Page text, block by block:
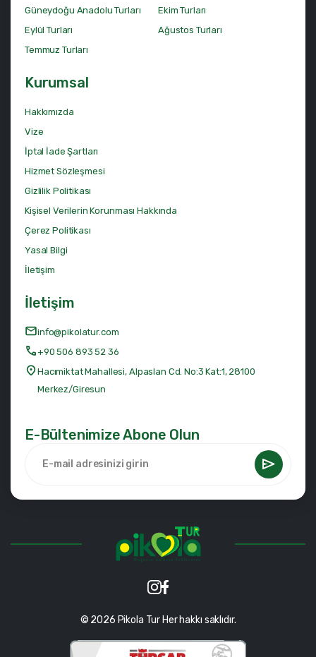
Güneydoğu Anadolu Turları
Ekim Turları
Eylül Turları
Ağustos Turları
Temmuz Turları
Kurumsal
Hakkımızda
Vize
İptal İade Şartları
Hizmet Sözleşmesi
Gizlilik Politikası
Kişisel Verilerin Korunması Hakkında
Çerez Politikası
Yasal Bilgi
İletişim
İletişim
info@pikolatur.com
+90 506 893 52 36
Hacımiktat Mahallesi, Alpaslan Cd. No:3 Kat:1, 28100
Merkez/Giresun
E-Bültenimize Abone Olun
© 2026 Pikola Tur Her hakkı saklıdır.